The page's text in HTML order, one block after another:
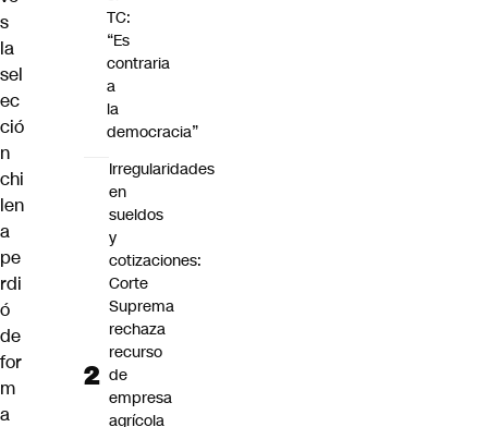
s
la
sel
ec
ció
n
chi
len
a
pe
rdi
ó
de
for
m
a
TC:
“Es
contraria
a
la
democracia”
Irregularidades
en
sueldos
y
cotizaciones:
Corte
Suprema
rechaza
recurso
de
empresa
agrícola